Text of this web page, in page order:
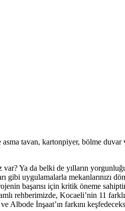
tavan, kartonpiyer, bölme
Ya da belki de yılların
uygulamalarla mekanlarınızı
başarısı için kritik öneme
rehberimizde, Kocaeli’nin 11
Albode İnşaat’ın farkını